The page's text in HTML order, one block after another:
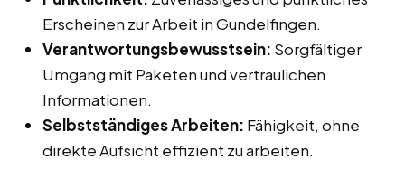
Erscheinen zur Arbeit in Gundelfingen.
Verantwortungsbewusstsein: Sorgfältiger
Umgang mit Paketen und vertraulichen
Informationen.
Selbstständiges Arbeiten: Fähigkeit, ohne
direkte Aufsicht effizient zu arbeiten.